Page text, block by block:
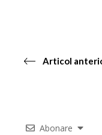
Articol
Abonare